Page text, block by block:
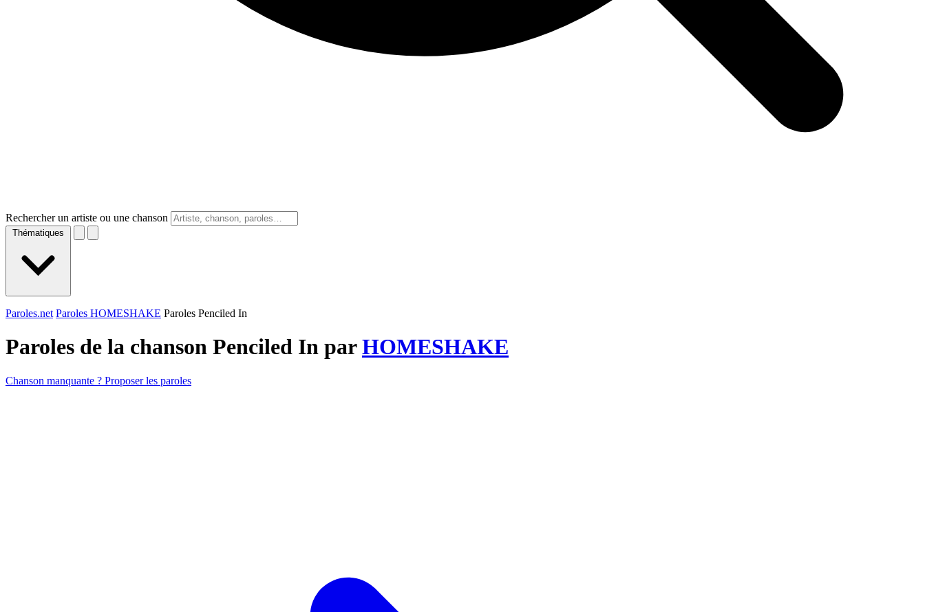
Rechercher un artiste ou une chanson
Thématiques
Paroles.net Paroles HOMESHAKE Paroles Penciled In
Paroles de la chanson Penciled In parHOMESHAKE
Chanson manquante ? Proposer les paroles